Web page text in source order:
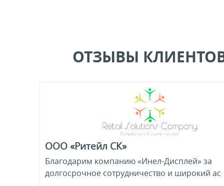
ОТЗЫВЫ
ООО «Ритейл СК»
Благодарим компанию «Инел-Дисплей» за
долгосрочное сотрудничество и широкий ас